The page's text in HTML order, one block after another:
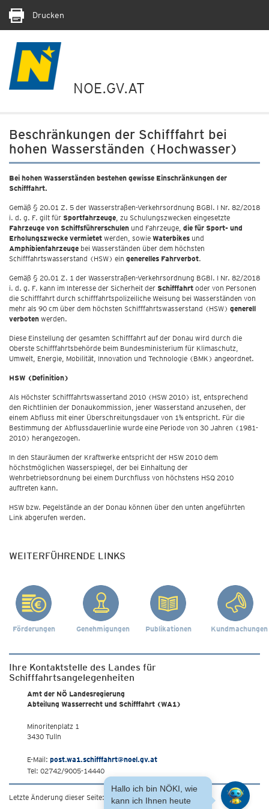
Drucken
NOE.GV.AT
Beschränkungen der Schifffahrt bei
hohen Wasserständen (Hochwasser)
Bei hohen Wasserständen bestehen gewisse Einschränkungen der
Schifffahrt.
Gemäß § 20.01 Z. 5 der Wasserstraßen-Verkehrsordnung BGBl. I Nr. 82/2018
i. d. g. F. gilt für Sportfahrzeuge, zu Schulungszwecken eingesetzte
Fahrzeuge von Schiffsführerschulen und Fahrzeuge, die für Sport- und
Erholungszwecke vermietet werden, sowie Waterbikes und
Amphibienfahrzeuge bei Wasserständen über dem höchsten
Schifffahrtswasserstand (HSW) ein generelles Fahrverbot.
Gemäß § 20.01 Z. 1 der Wasserstraßen-Verkehrsordnung BGBl. I Nr. 82/2018
i. d. g. F. kann im Interesse der Sicherheit der Schifffahrt oder von Personen
die Schifffahrt durch schifffahrtspolizeiliche Weisung bei Wasserständen von
mehr als 90 cm über dem höchsten Schifffahrtswasserstand (HSW) generell
verboten werden.
Diese Einstellung der gesamten Schifffahrt auf der Donau wird durch die
Oberste Schifffahrtsbehörde beim Bundesministerium für Klimaschutz,
Umwelt, Energie, Mobilität, Innovation und Technologie (BMK) angeordnet.
HSW (Definition)
Als Höchster Schifffahrtswassertand 2010 (HSW 2010) ist, entsprechend
den Richtlinien der Donaukommission, jener Wasserstand anzusehen, der
einem Abfluss mit einer Überschreitungsdauer von 1% entspricht. Für die
Bestimmung der Abflussdauerlinie wurde eine Periode von 30 Jahren (1981-
2010) herangezogen.
In den Stauräumen der Kraftwerke entspricht der HSW 2010 dem
höchstmöglichen Wasserspiegel, der bei Einhaltung der
Wehrbetriebsordnung bei einem Durchfluss von höchstens HSQ 2010
auftreten kann.
HSW bzw. Pegelstände an der Donau können über den unten angeführten
Link abgerufen werden.
WEITERFÜHRENDE LINKS
Förderungen Genehmigungen Publikationen Kundmachungen
Ihre Kontaktstelle des Landes für
Schifffahrtsangelegenheiten
Amt der NÖ Landesregierung
Abteilung Wasserrecht und Schifffahrt (WA1)
Minoritenplatz 1
3430 Tulln
E-Mail: post.wa1.schifffahrt@noel.gv.at
Tel: 02742/9005-14440
Letzte Änderung dieser Seite: 17.1.2024
Hallo ich bin NÖKI, wie
kann ich Ihnen heute